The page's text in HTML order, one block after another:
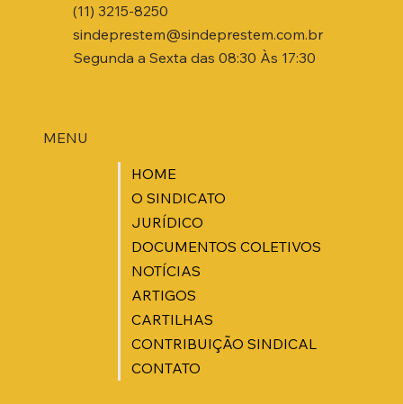
MENU
HOME
O SINDICATO
JURÍDICO
DOCUMENTOS COLETIVOS
NOTÍCIAS
ARTIGOS
CARTILHAS
CONTRIBUIÇÃO SINDICAL
CONTATO
(11) 3215-8250
sindeprestem@sindeprestem.com.br
Segunda a Sexta das 08:30 Às 17:30